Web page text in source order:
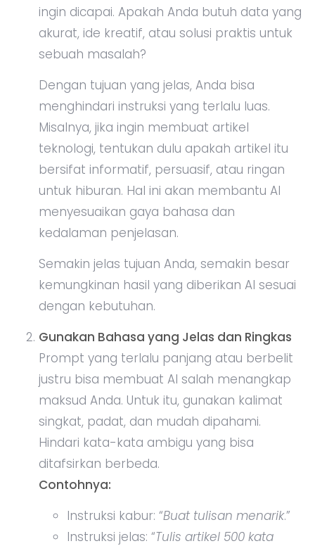
ingin dicapai. Apakah Anda butuh data yang
akurat, ide kreatif, atau solusi praktis untuk
sebuah masalah?
Dengan tujuan yang jelas, Anda bisa
menghindari instruksi yang terlalu luas.
Misalnya, jika ingin membuat artikel
teknologi, tentukan dulu apakah artikel itu
bersifat informatif, persuasif, atau ringan
untuk hiburan. Hal ini akan membantu AI
menyesuaikan gaya bahasa dan
kedalaman penjelasan.
Semakin jelas tujuan Anda, semakin besar
kemungkinan hasil yang diberikan AI sesuai
dengan kebutuhan.
Gunakan Bahasa yang Jelas dan Ringkas
Prompt yang terlalu panjang atau berbelit
justru bisa membuat AI salah menangkap
maksud Anda. Untuk itu, gunakan kalimat
singkat, padat, dan mudah dipahami.
Hindari kata-kata ambigu yang bisa
ditafsirkan berbeda.
Contohnya:
Instruksi kabur: “Buat tulisan menarik.”
Instruksi jelas: “Tulis artikel 500 kata